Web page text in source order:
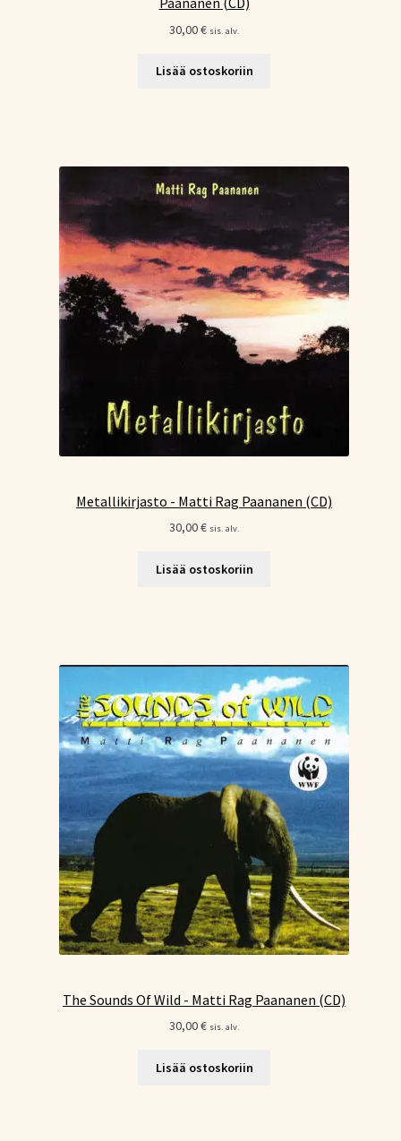
30,00€ sis. alv.
Lisää ostoskoriin
Metallikirjasto - Matti Rag Paananen (CD)
30,00€ sis. alv.
Lisää ostoskoriin
The Sounds Of Wild - Matti Rag Paananen (CD)
30,00€ sis. alv.
Lisää ostoskoriin